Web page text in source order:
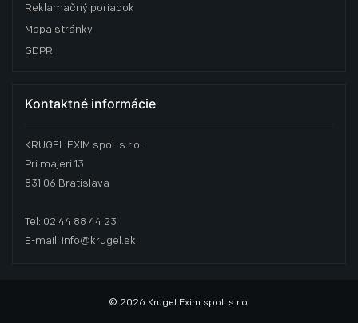
Reklamačný poriadok
Mapa stránky
GDPR
Kontaktné informácie
KRUGEL EXIM spol. s r.o.
Pri majeri 13
831 06 Bratislava
Tel: 02 44 88 44 23
E-mail: info@krugel.sk
© 2026 Krugel Exim spol. s.r.o.